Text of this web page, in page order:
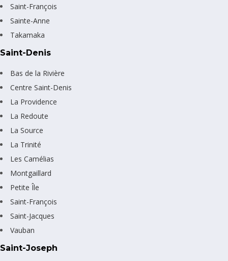
Saint-François
Sainte-Anne
Takamaka
Saint-Denis
Bas de la Rivière
Centre Saint-Denis
La Providence
La Redoute
La Source
La Trinité
Les Camélias
Montgaillard
Petite Île
Saint-François
Saint-Jacques
Vauban
Saint-Joseph